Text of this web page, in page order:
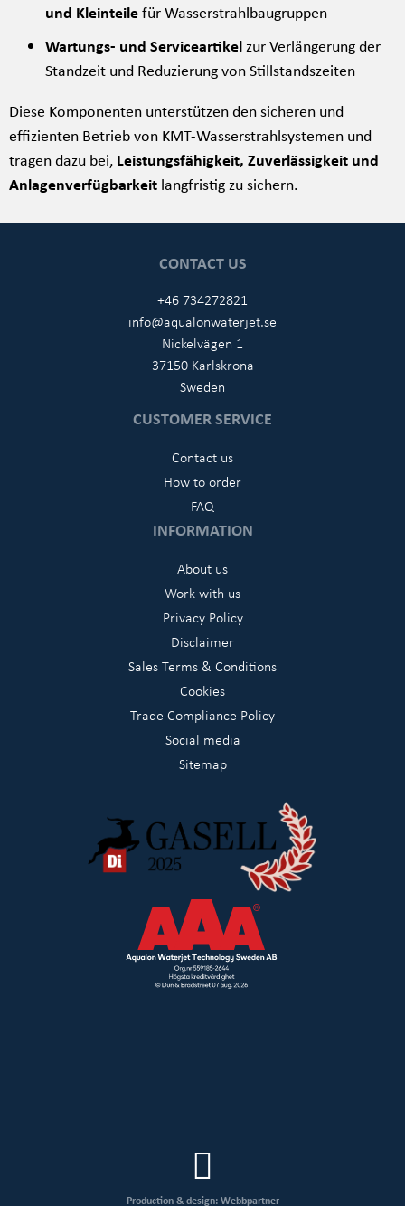
und Kleinteilefür Wasserstrahlbaugruppen
Wartungs- und Serviceartikelzur Verlängerung der
Standzeit und Reduzierung von Stillstandszeiten
Diese Komponenten unterstützen den sicheren und
effizienten Betrieb von KMT-Wasserstrahlsystemen und
tragen dazu bei, Leistungsfähigkeit, Zuverlässigkeit und
Anlagenverfügbarkeit langfristig zu sichern.
CONTACT US
+46 734272821
info@aqualonwaterjet.se
Nickelvägen 1
37150 Karlskrona
Sweden
CUSTOMER SERVICE
Contact us
How to order
FAQ
INFORMATION
About us
Work with us
Privacy Policy
Disclaimer
Sales Terms & Conditions
Cookies
Trade Compliance Policy
Social media
Sitemap
Production & design: Webbpartner